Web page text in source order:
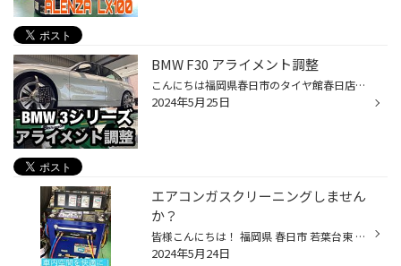
BMW F30 アライメント調整
こんにちは福岡県春日市のタイヤ館春日店です。 タイヤ館春日店オススメのアライメント調整を 施工しました。車種は BMW F30 です。 タイヤ交換と同時にアライメント調整を実施しました。 以前、縁石に左後ろタイヤを乗り上げたことがあり 良いタイミングでアライメント調整が出来ました。 前後のズ...
2024年5月25日
エアコンガスクリーニングしません
か？
皆様こんにちは！ 福岡県 春日市 若葉台東 光町交差点近くの タイヤ館春日です いつもタイヤ館春日のWEBサイトをご覧頂き誠に有難う御座いますd(￣ ￣) 今回ご案内するのはコチラ 日に日に暑くなる季節になってきてます！皆様のお車のエアコンの効きはいかがですか？ なんとなく冷えはするけども！...
2024年5月24日